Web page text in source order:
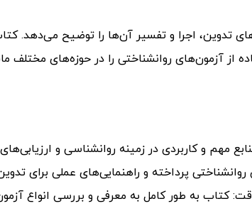
تدوین، اجرا و تفسیر آن‌ها را توضیح می‌دهد.
از آزمون‌های روانشناختی را در حوزه‌های مختلف
مهم و کاربردی در زمینه روانشناسی و ارزیابی‌های
پرداخته و راهنمایی‌های عملی برای
کتاب به طور کامل به معرفی و بررسی انواع